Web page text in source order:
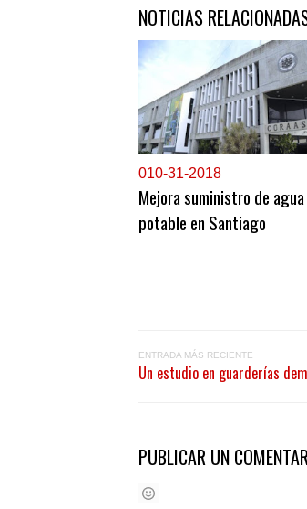
NOTICIAS
010-31-2018
Mejora suministro de agua
potable en Santiago
ENTRADA MÁS RECIENTE
Un estudio en guarderías
PUBLICAR UN